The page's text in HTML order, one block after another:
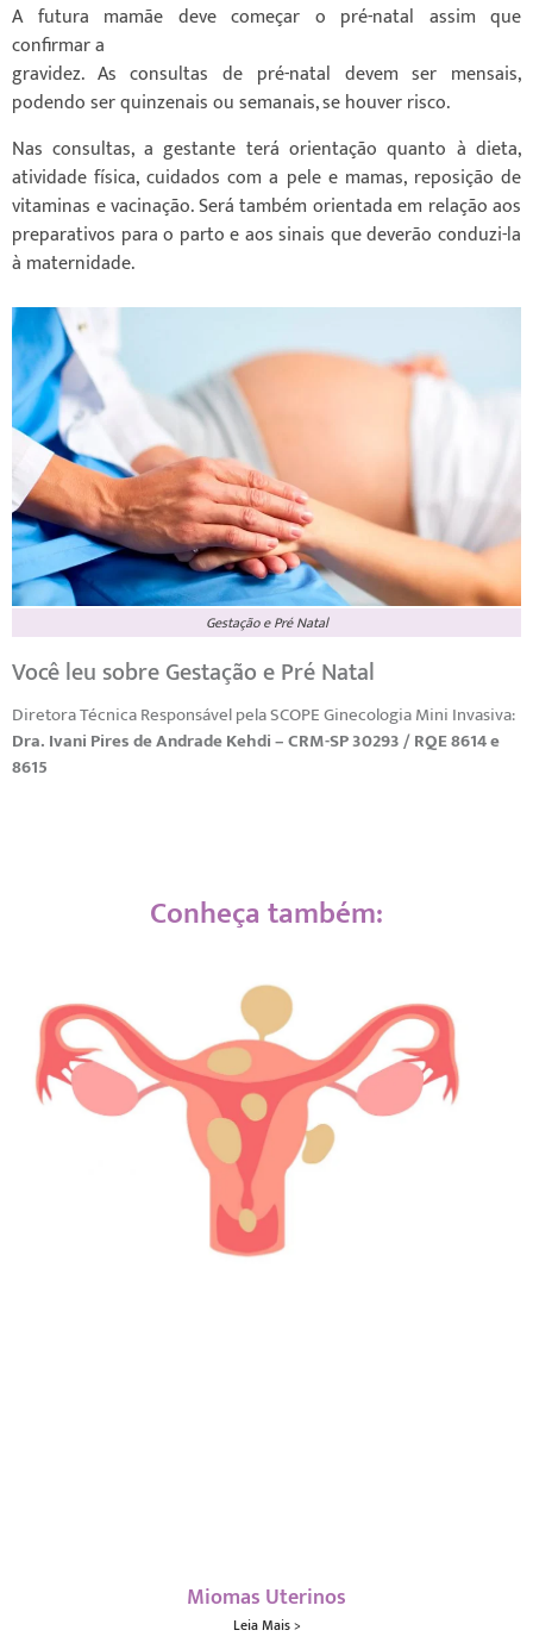
A futura mamãe deve começar o pré-natal assim que
confirmar a
gravidez. As consultas de pré-natal devem ser mensais,
podendo ser quinzenais ou semanais, se houver risco.
Nas consultas, a gestante terá orientação quanto à dieta,
atividade física, cuidados com a pele e mamas, reposição de
vitaminas e vacinação. Será também orientada em relação aos
preparativos para o parto e aos sinais que deverão conduzi-la
à maternidade.
Gestação e Pré Natal
Você leu sobre Gestação e Pré Natal
Diretora Técnica Responsável pela SCOPE Ginecologia Mini Invasiva:
Dra. Ivani Pires de Andrade Kehdi – CRM-SP 30293 / RQE 8614 e
8615
Conheça também:
Miomas Uterinos
Leia Mais >